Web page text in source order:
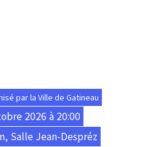
par la Ville de Gatineau
2026 à 20:00
Salle Jean-Despréz